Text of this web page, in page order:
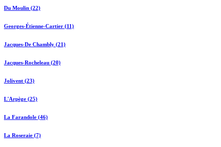
Du Moulin (22)
Georges-Étienne-Cartier (11)
Jacques-De Chambly (21)
Jacques-Rocheleau (20)
Jolivent (23)
L'Arpège (25)
La Farandole (46)
La Roseraie (7)